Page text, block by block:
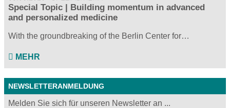
Special Topic | Building momentum in advanced
and personalized medicine
With the groundbreaking of the Berlin Center for…
MEHR
NEWSLETTERANMELDUNG
Melden Sie sich für unseren Newsletter an ...